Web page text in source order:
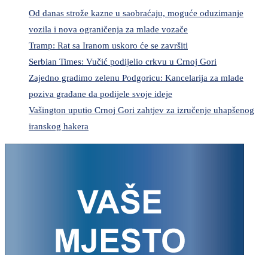
Od danas strože kazne u saobraćaju, moguće oduzimanje
vozila i nova ograničenja za mlade vozače
Tramp: Rat sa Iranom uskoro će se završiti
Serbian Times: Vučić podijelio crkvu u Crnoj Gori
Zajedno gradimo zelenu Podgoricu: Kancelarija za mlade
poziva građane da podijele svoje ideje
Vašington uputio Crnoj Gori zahtjev za izručenje uhapšenog
iranskog hakera